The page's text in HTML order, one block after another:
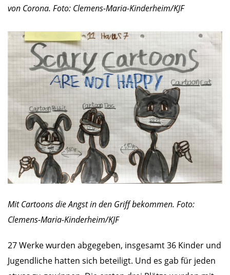
von Corona. Foto: Clemens-Maria-Kinderheim/KJF
Mit Cartoons die Angst in den Griff bekommen. Foto:
Clemens-Maria-Kinderheim/KJF
27 Werke wurden abgegeben, insgesamt 36 Kinder und
Jugendliche hatten sich beteiligt. Und es gab für jeden